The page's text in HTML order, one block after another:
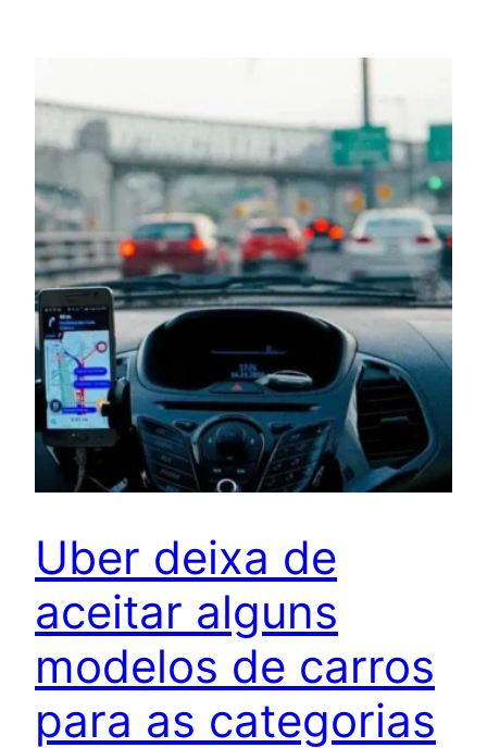
Uber deixa de
aceitar alguns
modelos de carros
para as categorias